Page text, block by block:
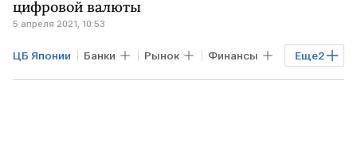
цифровой валюты
5 апреля 2021, 10:53
Еще2
ЦБ Японии Банки Рынок Финансы
цифровая валюта Курсы валют